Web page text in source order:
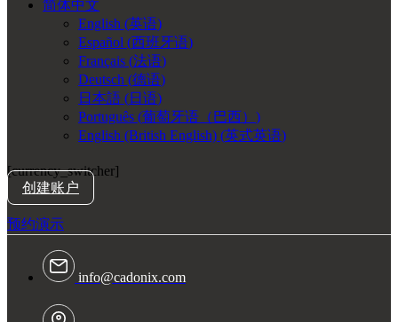
简体中文
English (英语)
Español (西班牙语)
Français (法语)
Deutsch (德语)
日本語 (日语)
Português (葡萄牙语（巴西） )
English (British English) (英式英语)
[currency_switcher]
创建账户
预约演示
info@cadonix.com